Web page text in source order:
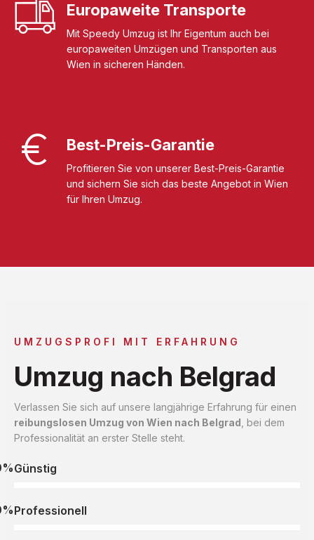
Europaweite Transporte
Mit Speedy Umzug ist Ihr Eigentum auch bei
europaweiten Umzügen und Transporten aus
Wien in sicheren Händen.
Best-Preis-Garantie
Profitieren Sie von unserer Best-Preis-Garantie
und sichern Sie sich das beste Angebot in Wien
für Ihren Umzug.
UMZUGSPROFI MIT ERFAHRUNG
Umzug nach Belgrad
Verlassen Sie sich auf unsere langjährige Erfahrung für einen
reibungslosen Umzug von Wien nach Belgrad , bei dem
Professionalität an erster Stelle steht.
Günstig
Professionell